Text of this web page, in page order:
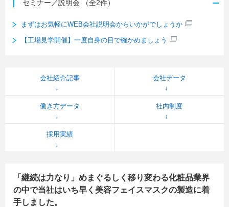
セミナー／説明会 （全2件）
まずはお気軽にWEB会社説明会からいかがでしょうか
【工場見学開催】一度自身の目で確かめましょう
会社紹介記事 会社データ
働き方データ 社内制度
採用実績
「継続は力なり」めまぐるしく移り変わる化粧品業界
の中で当社はいち早く美容フェイスマスクの製造に着
手しました。